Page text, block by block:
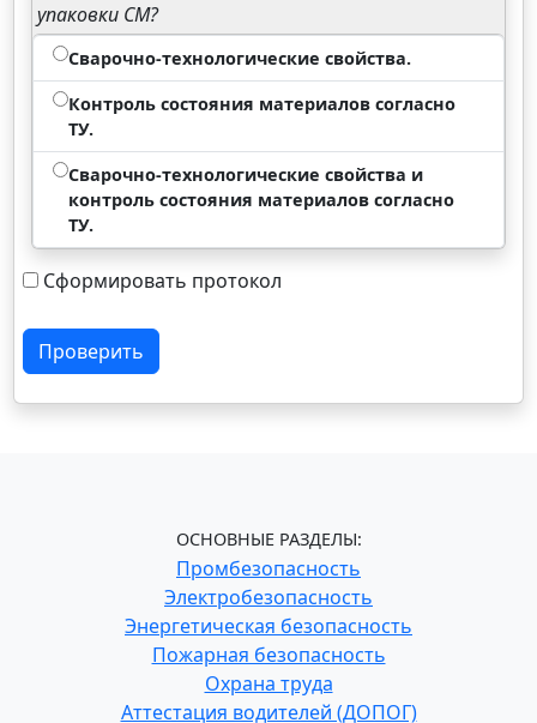
упаковки СМ?
Сварочно-технологические свойства.
Контроль состояния материалов согласно
ТУ.
Сварочно-технологические свойства и
контроль состояния материалов согласно
ТУ.
Сформировать протокол
Проверить
ОСНОВНЫЕ РАЗДЕЛЫ:
Промбезопасность
Электробезопасность
Энергетическая безопасность
Пожарная безопасность
Охрана труда
Аттестация водителей (ДОПОГ)